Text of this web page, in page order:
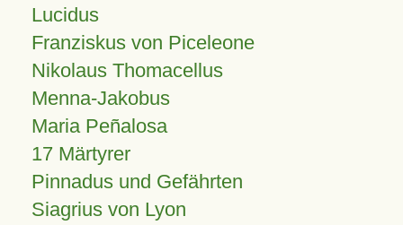
Lucidus
Franziskus von Piceleone
Nikolaus Thomacellus
Menna-Jakobus
Maria Peñalosa
17 Märtyrer
Pinnadus und Gefährten
Siagrius von Lyon